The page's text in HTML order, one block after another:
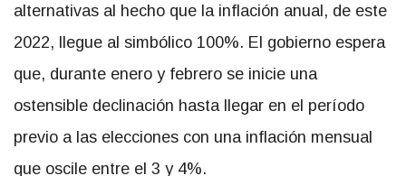
alternativas al hecho que la inflación anual, de este
2022, llegue al simbólico 100%. El gobierno espera
que, durante enero y febrero se inicie una
ostensible declinación hasta llegar en el período
previo a las elecciones con una inflación mensual
que oscile entre el 3 y 4%.